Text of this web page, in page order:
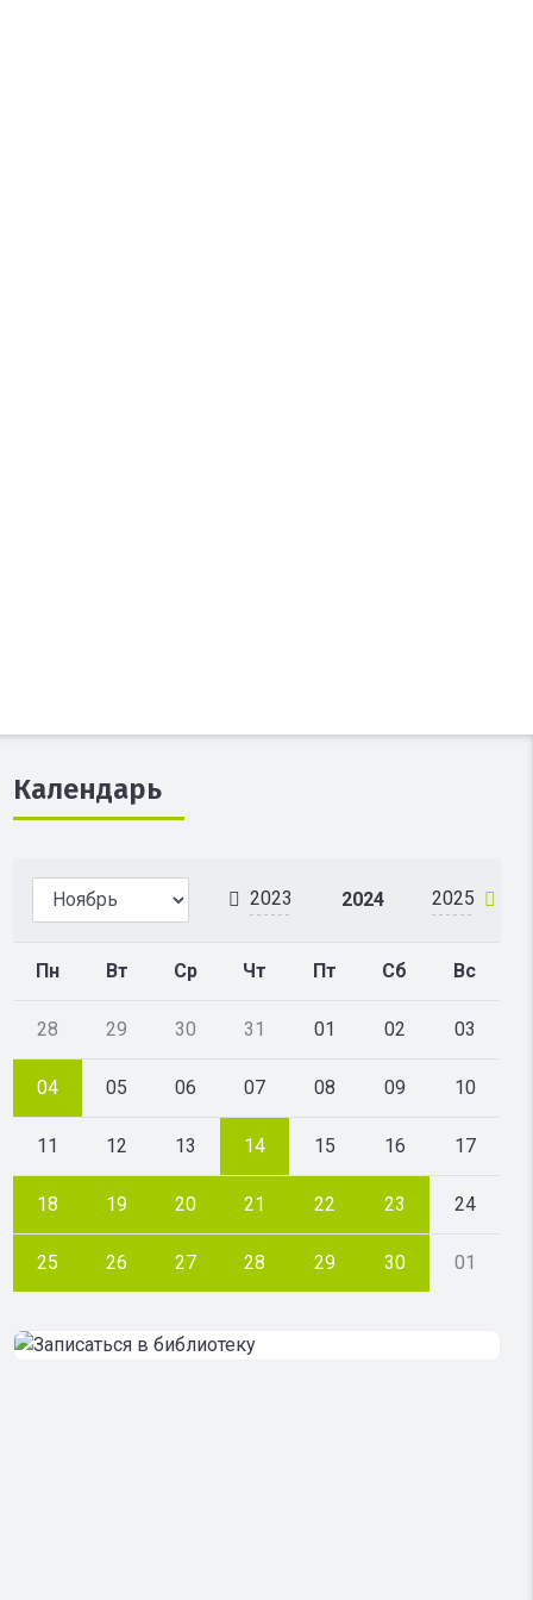
Календарь
2023 2024 2025
Пн Вт Ср Чт Пт Сб Вс
28 29 30 31 01 02 03
04 05 06 07 08 09 10
11 12 13 14 15 16 17
18 19 20 21 22 23 24
25 26 27 28 29 30 01